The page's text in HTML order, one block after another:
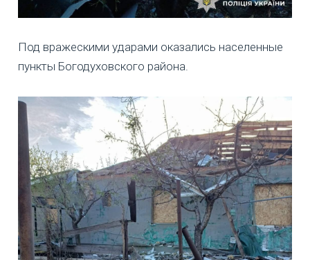
Под вражескими ударами оказались населенные
пункты Богодуховского района.